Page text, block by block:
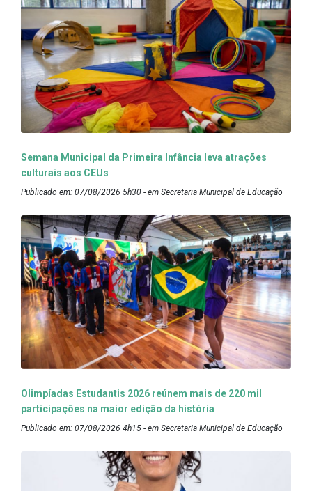
Semana Municipal da Primeira Infância leva atrações
culturais aos CEUs
Publicado em: 07/08/2026 5h30 - em Secretaria Municipal de Educação
Olimpíadas Estudantis 2026 reúnem mais de 220 mil
participações na maior edição da história
Publicado em: 07/08/2026 4h15 - em Secretaria Municipal de Educação